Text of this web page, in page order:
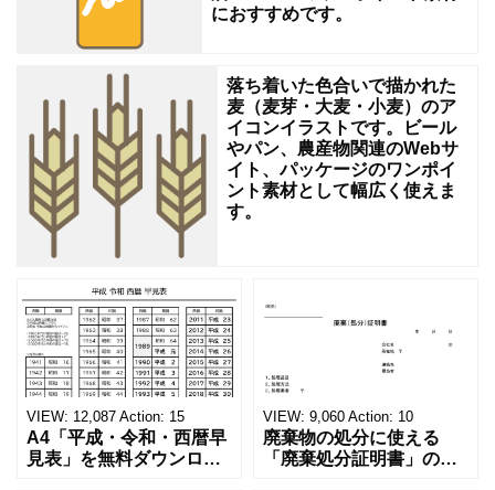
材
におすすめです。
落ち着いた色合いで描かれた
麦（麦芽・大麦・小麦）のア
イコンイラストです。ビール
やパン、農産物関連のWebサ
イト、パッケージのワンポイ
ント素材として幅広く使えま
す。
VIEW: 12,087 Action: 15
A4「平成・令和・西暦早
見表」を無料ダウンロー
VIEW: 9,060 Action: 10
廃棄物の処分に使える
「廃棄処分証明書」の無